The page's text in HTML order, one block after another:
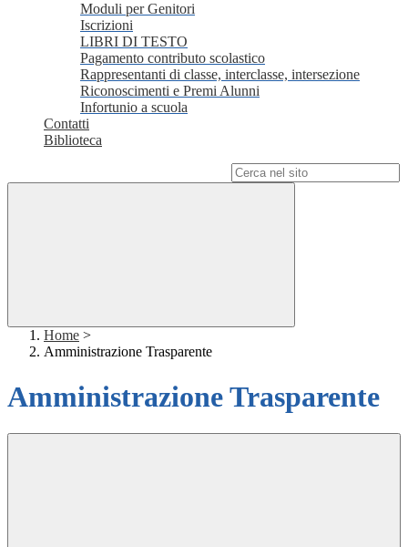
Moduli per Genitori
Iscrizioni
LIBRI DI TESTO
Pagamento contributo scolastico
Rappresentanti di classe, interclasse, intersezione
Riconoscimenti e Premi Alunni
Infortunio a scuola
Contatti
Biblioteca
Home >
Amministrazione Trasparente
Amministrazione Trasparente